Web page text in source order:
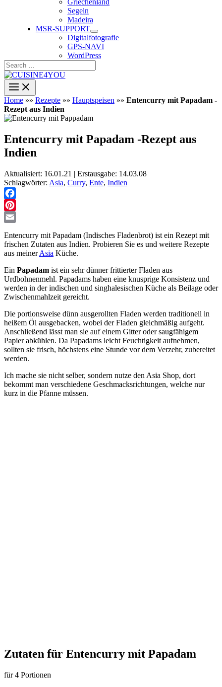
Griechenland
Segeln
Madeira
MSR-SUPPORT
Digitalfotografie
GPS-NAVI
WordPress
Search
…
Home »» Rezepte »» Hauptspeisen »» Entencurry mit Papadam -
Rezept aus Indien
Entencurry mit Papadam -Rezept aus
Indien
Aktualisiert: 16.01.21 | Erstausgabe: 14.03.08
Schlagwörter: Asia, Curry, Ente, Indien
Facebook
Pinterest
Entencurry mit Papadam (Indisches Fladenbrot) ist ein Rezept mit
frischen Zutaten aus Indien. Probieren Sie es und weitere Rezepte
aus meinerAsia Küche.
Ein Papadam ist ein sehr dünner frittierter Fladen aus
Urdbohnenmehl. Papadams haben eine knusprige Konsistenz und
werden in der indischen und singhalesischen Küche als Beilage oder
Zwischenmahlzeit gereicht.
Die portionsweise dünn ausgerollten Fladen werden traditionell in
heißem Öl ausgebacken, wobei der Fladen gleichmäßig aufgeht.
Anschließend lässt man sie auf einem Gitter oder saugfähigem
Papier abkühlen. Da Papadams leicht Feuchtigkeit aufnehmen,
sollten sie frisch, höchstens eine Stunde vor dem Verzehr, zubereitet
werden.
Ich mache sie nicht selber, sondern nutze den Asia Shop, dort
bekommt man verschiedene Geschmacksrichtungen, welche nur
kurz in die Pfanne müssen.
Zutaten für Entencurry mit Papadam
für 4 Portionen